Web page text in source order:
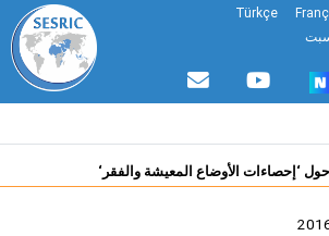
Türkçe
‘إحصاءات الأوضاع المعيشة والفقر‘